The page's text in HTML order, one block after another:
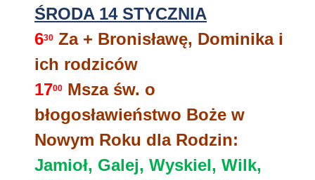
ŚRODA 14 STYCZNIA
630 Za + Bronisławę, Dominika i
ich rodziców
1700 Msza św. o
błogosławieństwo Boże w
Nowym Roku dla Rodzin:
Jamioł, Galej, Wyskiel, Wilk,